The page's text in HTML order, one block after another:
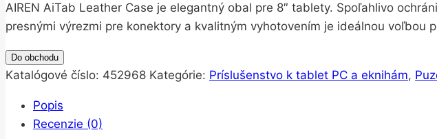
AIREN AiTab Leather Case je elegantný obal pre 8″ tablety. Spoľahlivo
presnými výrezmi pre konektory a kvalitným vyhotovením je ideálnou voľbou
Do obchodu
Katalógové číslo: 452968 Kategórie: Príslušenstvo k tablet PC a eknihám,
Popis
Recenzie (0)